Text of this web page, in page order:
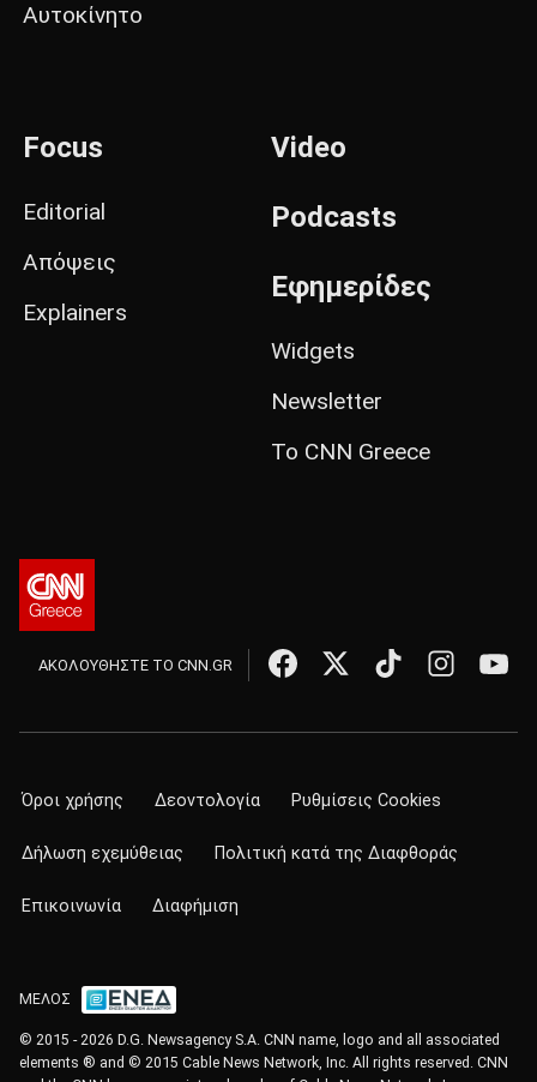
Αυτοκίνητο
Focus
Editorial
Απόψεις
Explainers
Video
Podcasts
Εφημερίδες
Widgets
Newsletter
Το CNN Greece
ΑΚΟΛΟΥΘΗΣΤΕ ΤΟ CNN.GR
Όροι χρήσης Δεοντολογία Ρυθμίσεις Cookies
Δήλωση εχεμύθειας Πολιτική κατά της Διαφθοράς
Επικοινωνία Διαφήμιση
ΜΕΛΟΣ
© 2015 - 2026 D.G. Newsagency S.A. CNN name, logo and all associated
elements ® and © 2015 Cable News Network, Inc. All rights reserved. CNN